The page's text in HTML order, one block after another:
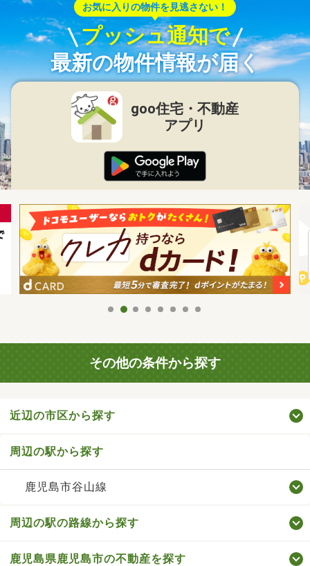
お気に入りの物件を見逃さない！
プッシュ通知で
最新の物件情報が届く
goo住宅・不動産
アプリ
その他の条件から探す
近辺の市区から探す
周辺の駅から探す
鹿児島市谷山線
周辺の駅の路線から探す
鹿児島県鹿児島市の不動産を探す